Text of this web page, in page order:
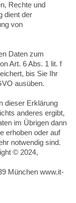
Rechte und
dient der
von
Daten zum
Art. 6 Abs. 1 lit. f
bis Sie Ihr
ausüben.
dieser Erklärung
anderes ergibt,
im Übrigen dann
erhoben oder auf
notwendig sind.
© 2024,
München www.it-